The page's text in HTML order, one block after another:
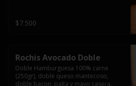
$7.500
Rochis Avocado Doble
Doble Hamburguesa 100% carne
(250gr), doble queso mantecoso,
doble bacon, palta y mayo casera.